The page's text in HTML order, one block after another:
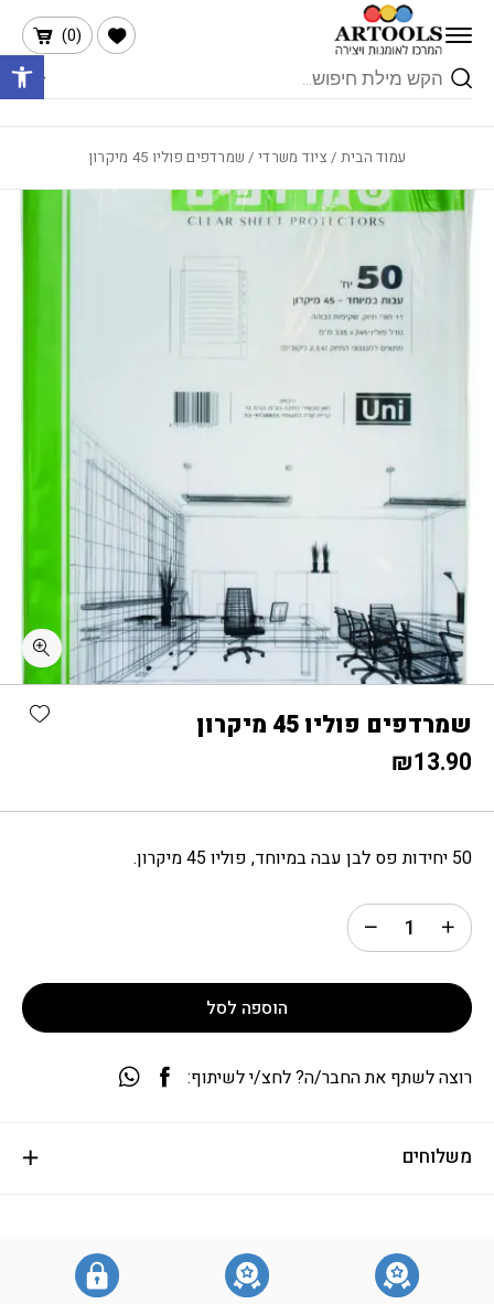
Skip to Content
Products
search
(
0
)
הרשימה שלי
עמוד הבית / ציוד משרדי/ שמרדפים פוליו 45 מיקרון
שמרדפים פוליו 45 מיקרון
₪13.90
50 יחידות פס לבן עבה במיוחד, פוליו 45 מיקרון.
הוספה לסל
משלוחים
רוצה לשתף את החבר/ה? לחצ/י לשיתוף:
בחזרה למעלה